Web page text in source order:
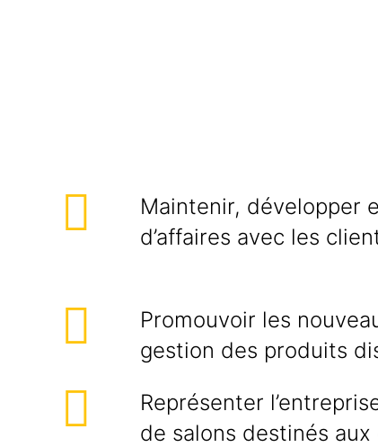
Maintenir, développer
d’affaires avec les
Promouvoir les
gestion des produits
Représenter
de salons destinés